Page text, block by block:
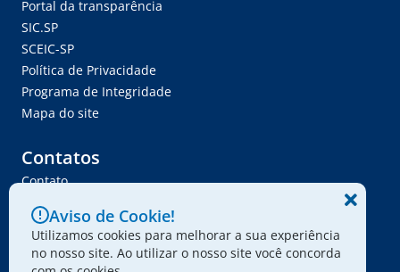
Portal da transparência
SIC.SP
SCEIC-SP
Política de Privacidade
Programa de Integridade
Mapa do site
Contatos
Contato
Ser Fornecedor
Envie seu projeto
Aviso de Cookie!
Utilizamos cookies para melhorar a sua experiência
no nosso site. Ao utilizar o nosso site você concorda